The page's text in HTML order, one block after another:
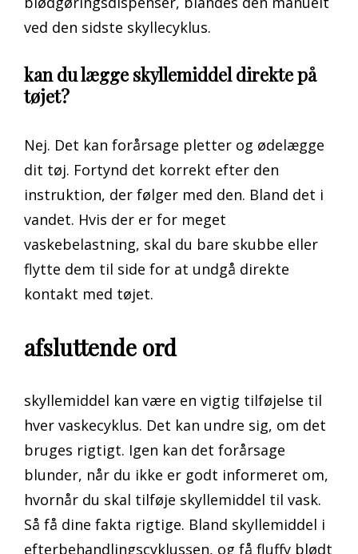
ved den sidste skyllecyklus.
kan du lægge skyllemiddel direkte på
tøjet?
Nej. Det kan forårsage pletter og ødelægge
dit tøj. Fortynd det korrekt efter den
instruktion, der følger med den. Bland det i
vandet. Hvis der er for meget
vaskebelastning, skal du bare skubbe eller
flytte dem til side for at undgå direkte
kontakt med tøjet.
afsluttende ord
skyllemiddel kan være en vigtig tilføjelse til
hver vaskecyklus. Det kan undre sig, om det
bruges rigtigt. Igen kan det forårsage
blunder, når du ikke er godt informeret om,
hvornår du skal tilføje skyllemiddel til vask.
Så få dine fakta rigtige. Bland skyllemiddel i
efterbehandlingscyklussen, og få fluffy blødt